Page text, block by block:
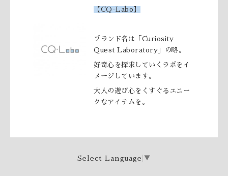
【CQ-Labo】
ブランド名は「Curiosity
Quest Laboratory」の略。
好奇心を探求していくラボをイ
メージしています。
大人の遊び心をくすぐるユニー
クなアイテムを。
Select Language ▼